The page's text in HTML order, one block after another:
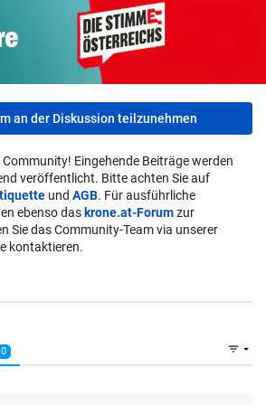
an der Diskussion teilzunehmen
Eingehende Beiträge werden
veröffentlicht. Bitte achten Sie auf
und AGB. Für ausführliche
ebenso das krone.at-Forumzur
Sie das Community-Team via unserer
kontaktieren.